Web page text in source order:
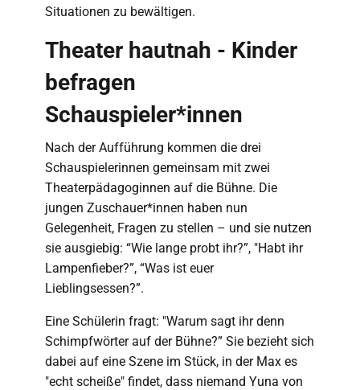
Situationen zu bewältigen.
Theater hautnah - Kinder
befragen
Schauspieler*innen
Nach der Aufführung kommen die drei
Schauspielerinnen gemeinsam mit zwei
Theaterpädagoginnen auf die Bühne. Die
jungen Zuschauer*innen haben nun
Gelegenheit, Fragen zu stellen – und sie nutzen
sie ausgiebig: “Wie lange probt ihr?”, "Habt ihr
Lampenfieber?”, “Was ist euer
Lieblingsessen?”.
Eine Schülerin fragt: "Warum sagt ihr denn
Schimpfwörter auf der Bühne?” Sie bezieht sich
dabei auf eine Szene im Stück, in der Max es
"echt scheiße" findet, dass niemand Yuna von